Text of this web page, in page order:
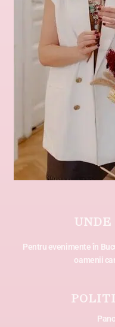
UNDE
Pentru evenimente în
oamenii